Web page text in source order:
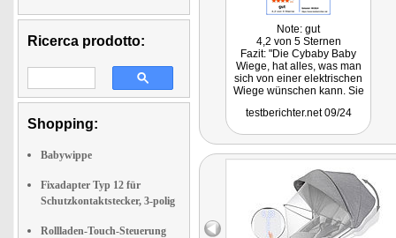
Ricerca prodotto:
Shopping:
Babywippe
Fixadapter Typ 12 für
Schutzkontaktstecker, 3-polig
Rollladen-Touch-Steuerung
Note: gut
4,2 von 5 Sternen
Fazit: "Die Cybaby Baby
Wiege, hat alles, was man
sich von einer elektrischen
Wiege wünschen kann. Sie
zuverlässig in den Schlaf
testberichter.net 09/24